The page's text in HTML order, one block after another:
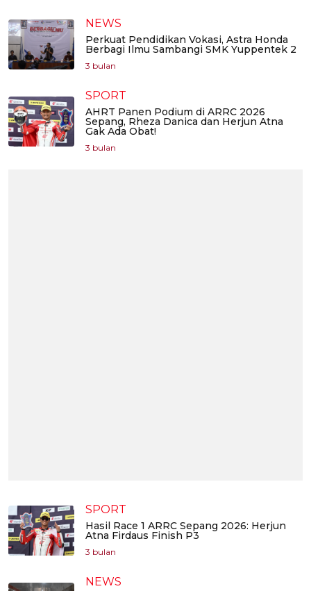
NEWS
Perkuat Pendidikan Vokasi, Astra Honda
Berbagi Ilmu Sambangi SMK Yuppentek 2
3 bulan
SPORT
AHRT Panen Podium di ARRC 2026
Sepang, Rheza Danica dan Herjun Atna
Gak Ada Obat!
3 bulan
SPORT
Hasil Race 1 ARRC Sepang 2026: Herjun
Atna Firdaus Finish P3
3 bulan
NEWS